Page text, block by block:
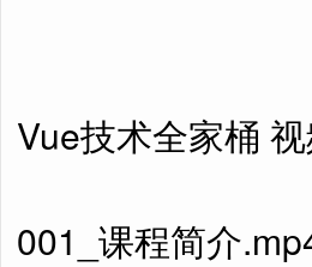
Vue技术全家桶
001_课程简介